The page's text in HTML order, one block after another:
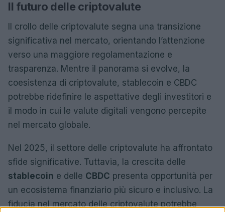
Il futuro delle criptovalute
Il crollo delle criptovalute segna una transizione
significativa nel mercato, orientando l’attenzione
verso una maggiore regolamentazione e
trasparenza. Mentre il panorama si evolve, la
coesistenza di criptovalute, stablecoin e CBDC
potrebbe ridefinire le aspettative degli investitori e
il modo in cui le valute digitali vengono percepite
nel mercato globale.
Nel 2025, il settore delle criptovalute ha affrontato
sfide significative. Tuttavia, la crescita delle
stablecoin e delle CBDC presenta opportunità per
un ecosistema finanziario più sicuro e inclusivo. La
fiducia nel mercato delle criptovalute potrebbe